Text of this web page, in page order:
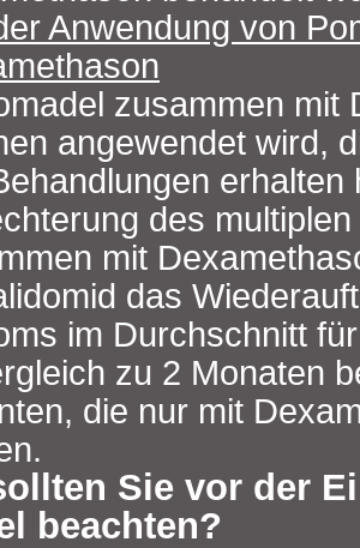
Anwendung von
zusammen mit
angewendet wird,
erhalten
des
mit
das
im Durchschnitt
zu 2 Monaten
die nur mit
Sie vor der
beachten?